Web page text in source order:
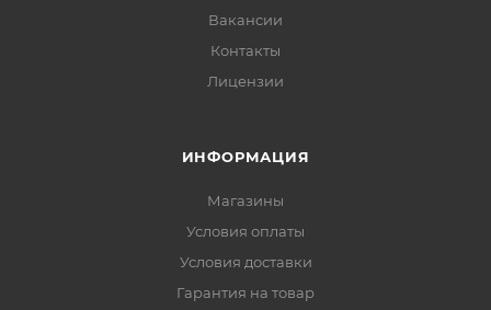
Вакансии
Контакты
Лицензии
ИНФОРМАЦИЯ
Магазины
Условия оплаты
Условия доставки
Гарантия на товар